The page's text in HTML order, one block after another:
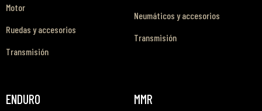
Motor
Ruedas y accesorios
Transmisión
Neumáticos y accesorios
Transmisión
ENDURO
MMR